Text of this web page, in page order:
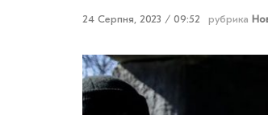
24 Серпня, 2023 / 09:52 рубрика